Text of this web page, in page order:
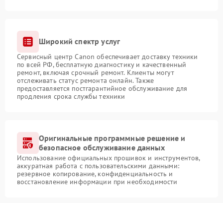
Широкий спектр услуг
Сервисный центр Canon обеспечивает доставку техники
по всей РФ, бесплатную диагностику и качественный
ремонт, включая срочный ремонт. Клиенты могут
отслеживать статус ремонта онлайн. Также
предоставляется постгарантийное обслуживание для
продления срока службы техники
Оригинальные программные решение и
безопасное обслуживание данных
Использование официальных прошивок и инструментов,
аккуратная работа с пользовательскими данными:
резервное копирование, конфиденциальность и
восстановление информации при необходимости